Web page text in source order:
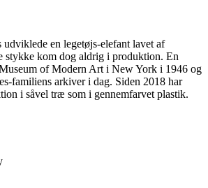
udviklede en legetøjs-elefant lavet af
stykke kom dog aldrig i produktion. En
of Modern Art i New York i 1946 og
familiens arkiver i dag. Siden 2018 har
i såvel træ som i gennemfarvet plastik.